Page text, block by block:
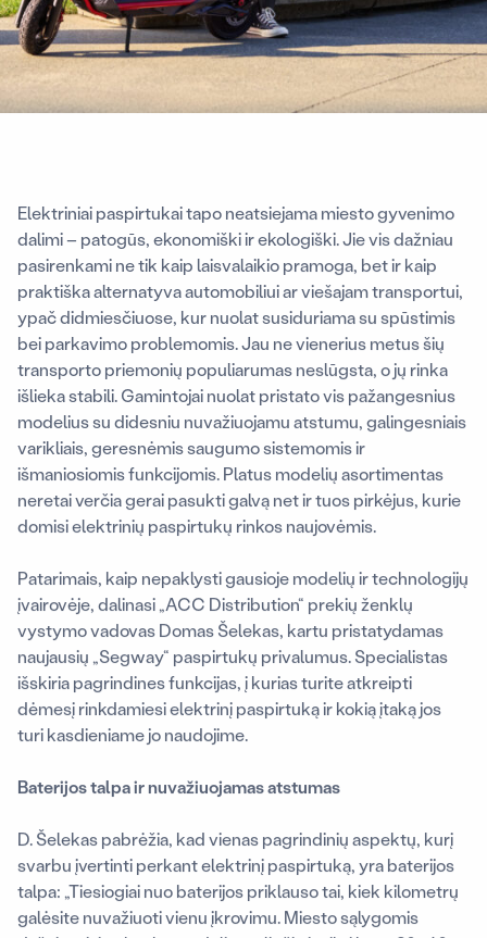
Elektriniai paspirtukai tapo neatsiejama miesto gyvenimo
dalimi – patogūs, ekonomiški ir ekologiški. Jie vis dažniau
pasirenkami ne tik kaip laisvalaikio pramoga, bet ir kaip
praktiška alternatyva automobiliui ar viešajam transportui,
ypač didmiesčiuose, kur nuolat susiduriama su spūstimis
bei parkavimo problemomis. Jau ne vienerius metus šių
transporto priemonių populiarumas neslūgsta, o jų rinka
išlieka stabili. Gamintojai nuolat pristato vis pažangesnius
modelius su didesniu nuvažiuojamu atstumu, galingesniais
varikliais, geresnėmis saugumo sistemomis ir
išmaniosiomis funkcijomis. Platus modelių asortimentas
neretai verčia gerai pasukti galvą net ir tuos pirkėjus, kurie
domisi elektrinių paspirtukų rinkos naujovėmis.
Patarimais, kaip nepaklysti gausioje modelių ir technologijų
įvairovėje, dalinasi „ACC Distribution“ prekių ženklų
vystymo vadovas Domas Šelekas, kartu pristatydamas
naujausių „Segway“ paspirtukų privalumus. Specialistas
išskiria pagrindines funkcijas, į kurias turite atkreipti
dėmesį rinkdamiesi elektrinį paspirtuką ir kokią įtaką jos
turi kasdieniame jo naudojime.
Baterijos talpa ir nuvažiuojamas atstumas
D. Šelekas pabrėžia, kad vienas pagrindinių aspektų, kurį
svarbu įvertinti perkant elektrinį paspirtuką, yra baterijos
talpa: „Tiesiogiai nuo baterijos priklauso tai, kiek kilometrų
galėsite nuvažiuoti vienu įkrovimu. Miesto sąlygomis